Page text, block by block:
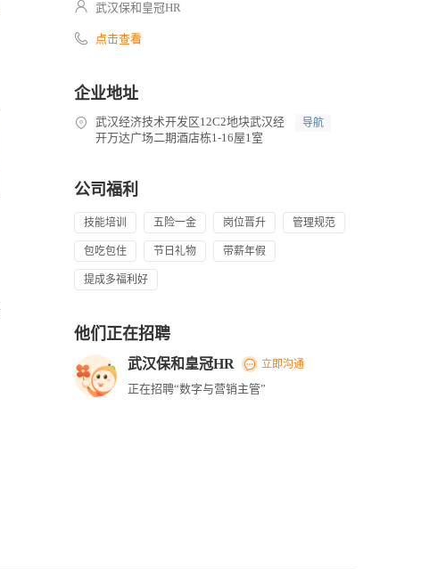
武汉保和皇冠HR
点击查看
企业地址
武汉经济技术开发区12C2地块武汉经
开万达广场二期酒店栋1-16屋1室
导航
公司福利
技能培训 五险一金 岗位晋升 管理规范
包吃包住 节日礼物 带薪年假
提成多福利好
他们正在招聘
武汉保和皇冠HR 立即沟通
正在招聘“数字与营销主管”